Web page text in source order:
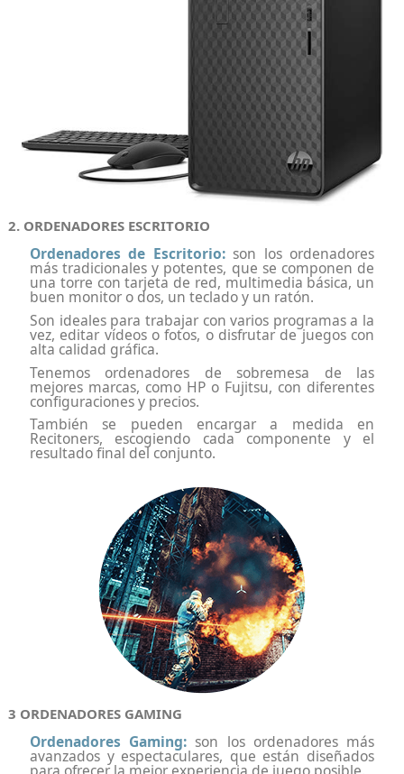
2. ORDENADORES ESCRITORIO
Ordenadores de Escritorio:son los ordenadores
más tradicionales y potentes, que se componen de
una torre con tarjeta de red, multimedia básica, un
buen monitor o dos, un teclado y un ratón.
Son ideales para trabajar con varios programas a la
vez, editar vídeos o fotos, o disfrutar de juegos con
alta calidad gráfica.
Tenemos ordenadores de sobremesa de las
mejores marcas, como HP o Fujitsu, con diferentes
configuraciones y precios.
También se pueden encargar a medida en
Recitoners, escogiendo cada componente y el
resultado final del conjunto.
3 ORDENADORES GAMING
Ordenadores Gaming: son los ordenadores más
avanzados y espectaculares, que están diseñados